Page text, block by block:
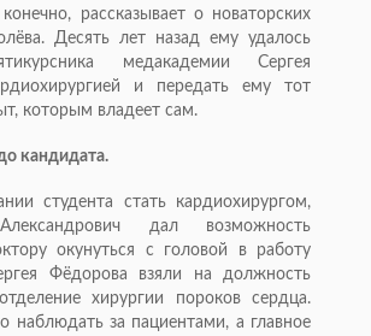
рассказывает о новаторских
Десять лет назад ему удалось
медакадемии Сергея
и передать ему тот
которым владеет сам.
кандидата.
студента стать кардиохирургом,
дал возможность
окунуться с головой в работу
Фёдорова взяли на должность
хирургии пороков сердца.
наблюдать за пациентами, а главное